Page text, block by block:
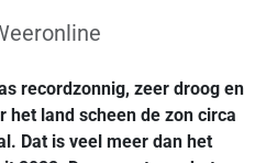
recordzonnig, zeer droog en
het land scheen de zon circa
Dat is veel meer dan het